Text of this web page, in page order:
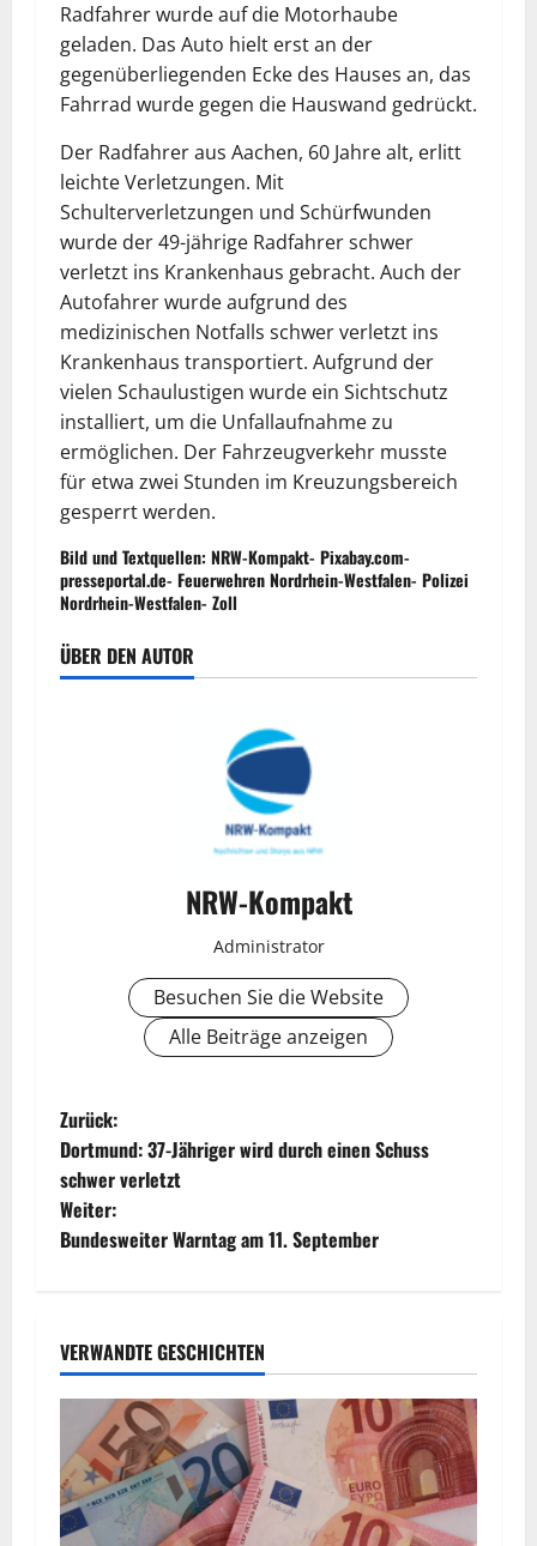
Radfahrerwurdeaufdie
geladen. Das Auto hielt erstan
gegenüberliegenden Ecke des Hauses an,
Fahrrad wurde gegen die Hauswand gedrückt.
Der Radfahreraus Aachen, 60 Jahrealt,
leichteVerletzungen.
Schulterverletzungen und
wurde der49-jährige Radfahrer
verletzt ins Krankenhaus gebracht. Auch
Autofahrerwurdeaufgrund
medizinischen Notfalls schwerverletzt
Krankenhaus transportiert. Aufgrund
vielen Schaulustigen wurde ein
installiert, um die Unfallaufnahme
ermöglichen. Der Fahrzeugverkehr
für etwa zwei Stunden im
gesperrtwerden.
Bild und Textquellen: NRW-Kompakt- Pixabay.com-
presseportal.de- Feuerwehren Nordrhein-Westfalen- Polizei
Nordrhein-Westfalen- Zoll
ÜBER DEN AUTOR
NRW-Kompakt
Administrator
Besuchen Sie die Website
Alle Beiträge anzeigen
B
e
i
r
a
s
n
Zurück:
Dortmund: 37-Jähriger wird durch einen Schuss
schwer verletzt
Weiter:
Bundesweiter Warntag am 11. September
VERWANDTE GESCHICHTEN